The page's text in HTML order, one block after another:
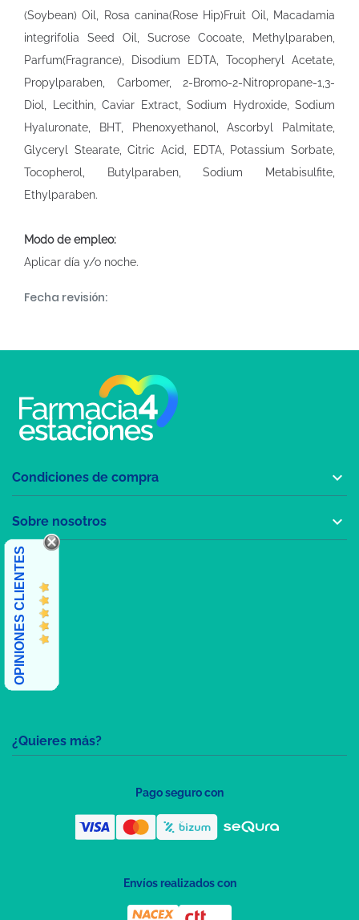
(Soybean) Oil, Rosa canina(Rose Hip)Fruit Oil, Macadamia
integrifolia Seed Oil, Sucrose Cocoate, Methylparaben,
Parfum(Fragrance), Disodium EDTA, Tocopheryl Acetate,
Propylparaben, Carbomer, 2-Bromo-2-Nitropropane-1,3-
Diol, Lecithin, Caviar Extract, Sodium Hydroxide, Sodium
Hyaluronate, BHT, Phenoxyethanol, Ascorbyl Palmitate,
Glyceryl Stearate, Citric Acid, EDTA, Potassium Sorbate,
Tocopherol, Butylparaben, Sodium Metabisulfite,
Ethylparaben.
Modo de empleo:
Aplicar día y/o noche.
Fecha revisión:
¿Quieres más?
Condiciones de compra 
Sobre nosotros 
OPINIONES CLIENTES
Pago seguro con
Envíos realizados con